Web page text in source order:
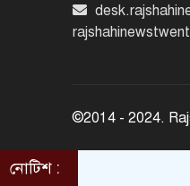
©2014 - 2024.
নোটিশ :